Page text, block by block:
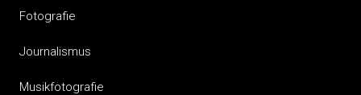
Fotografie
Journalismus
Musikfotografie